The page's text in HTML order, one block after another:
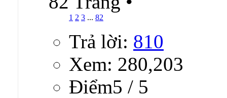
1 2 3 ... 82
Trả lời: 810
Xem: 280,203
Ðiểm5 / 5